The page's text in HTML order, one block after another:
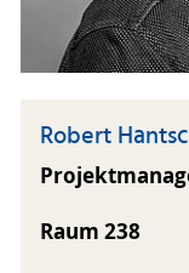
Robert
Raum 238